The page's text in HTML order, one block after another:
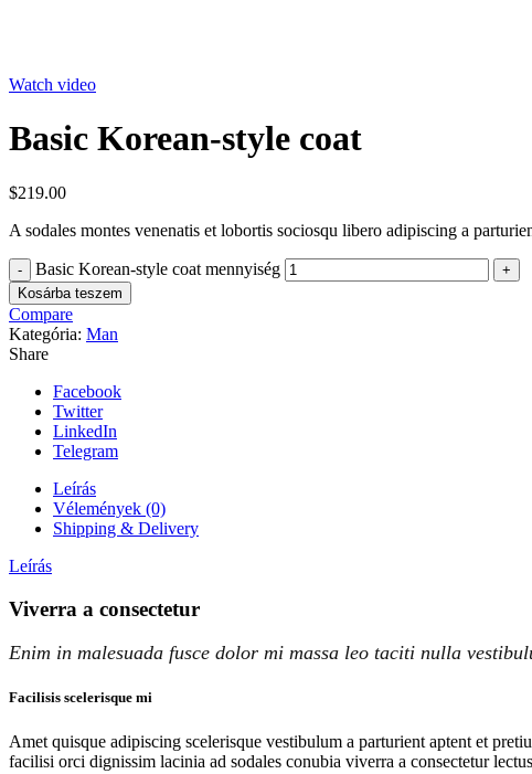
Watch video
Basic Korean-style coat
$219.00
A sodales montes venenatis et lobortis sociosqu libero adipiscing a
Basic Korean-style coat mennyiség
Kosárba teszem
Compare
Kategória: Man
Share
Facebook
Twitter
LinkedIn
Telegram
Leírás
Vélemények (0)
Shipping & Delivery
Leírás
Viverra a consectetur
Enim in malesuada fusce dolor mi massa leo taciti nulla
Facilisis scelerisque mi
Amet quisque adipiscing scelerisque vestibulum a parturient aptent et
facilisi orci dignissim lacinia ad sodales conubia viverra a consectetur